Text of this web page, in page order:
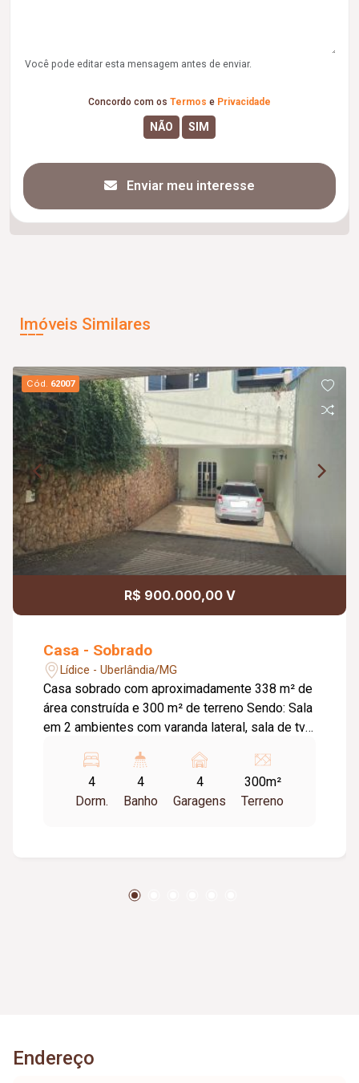
Você pode editar esta mensagem antes de enviar.
Concordo com os Termos e Privacidade
Enviar meu interesse
Imóveis Similares
Cód. 62007
R$ 900.000,00 V
Casa - Sobrado
Lídice - Uberlândia/MG
Casa sobrado com aproximadamente 338 m² de
área construída e 300 m² de terreno Sendo: Sala
em 2 ambientes com varanda lateral, sala de tv
adega, cozinha com armários, banheiro social, 4
quartos sendo 1 suíte com armários, banheiro
social, clara bóia, quarto com banheiro na parte
4
Dorm.
4
Banho
4
Garagens
300m²
Terreno
Endereço